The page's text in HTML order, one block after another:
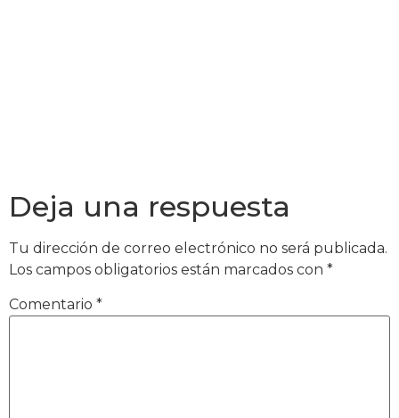
Deja una respuesta
Tu dirección de correo electrónico no será publicada.
Los campos obligatorios están marcados con *
Comentario *